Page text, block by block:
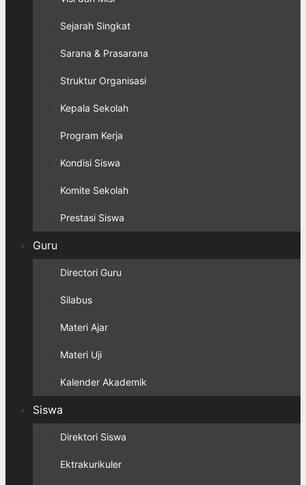
Sejarah Singkat
Sarana & Prasarana
Struktur Organisasi
Kepala Sekolah
Program Kerja
Kondisi Siswa
Komite Sekolah
Prestasi Siswa
Guru
Directori Guru
Silabus
Materi Ajar
Materi Uji
Kalender Akademik
Siswa
Direktori Siswa
Ektrakurikuler